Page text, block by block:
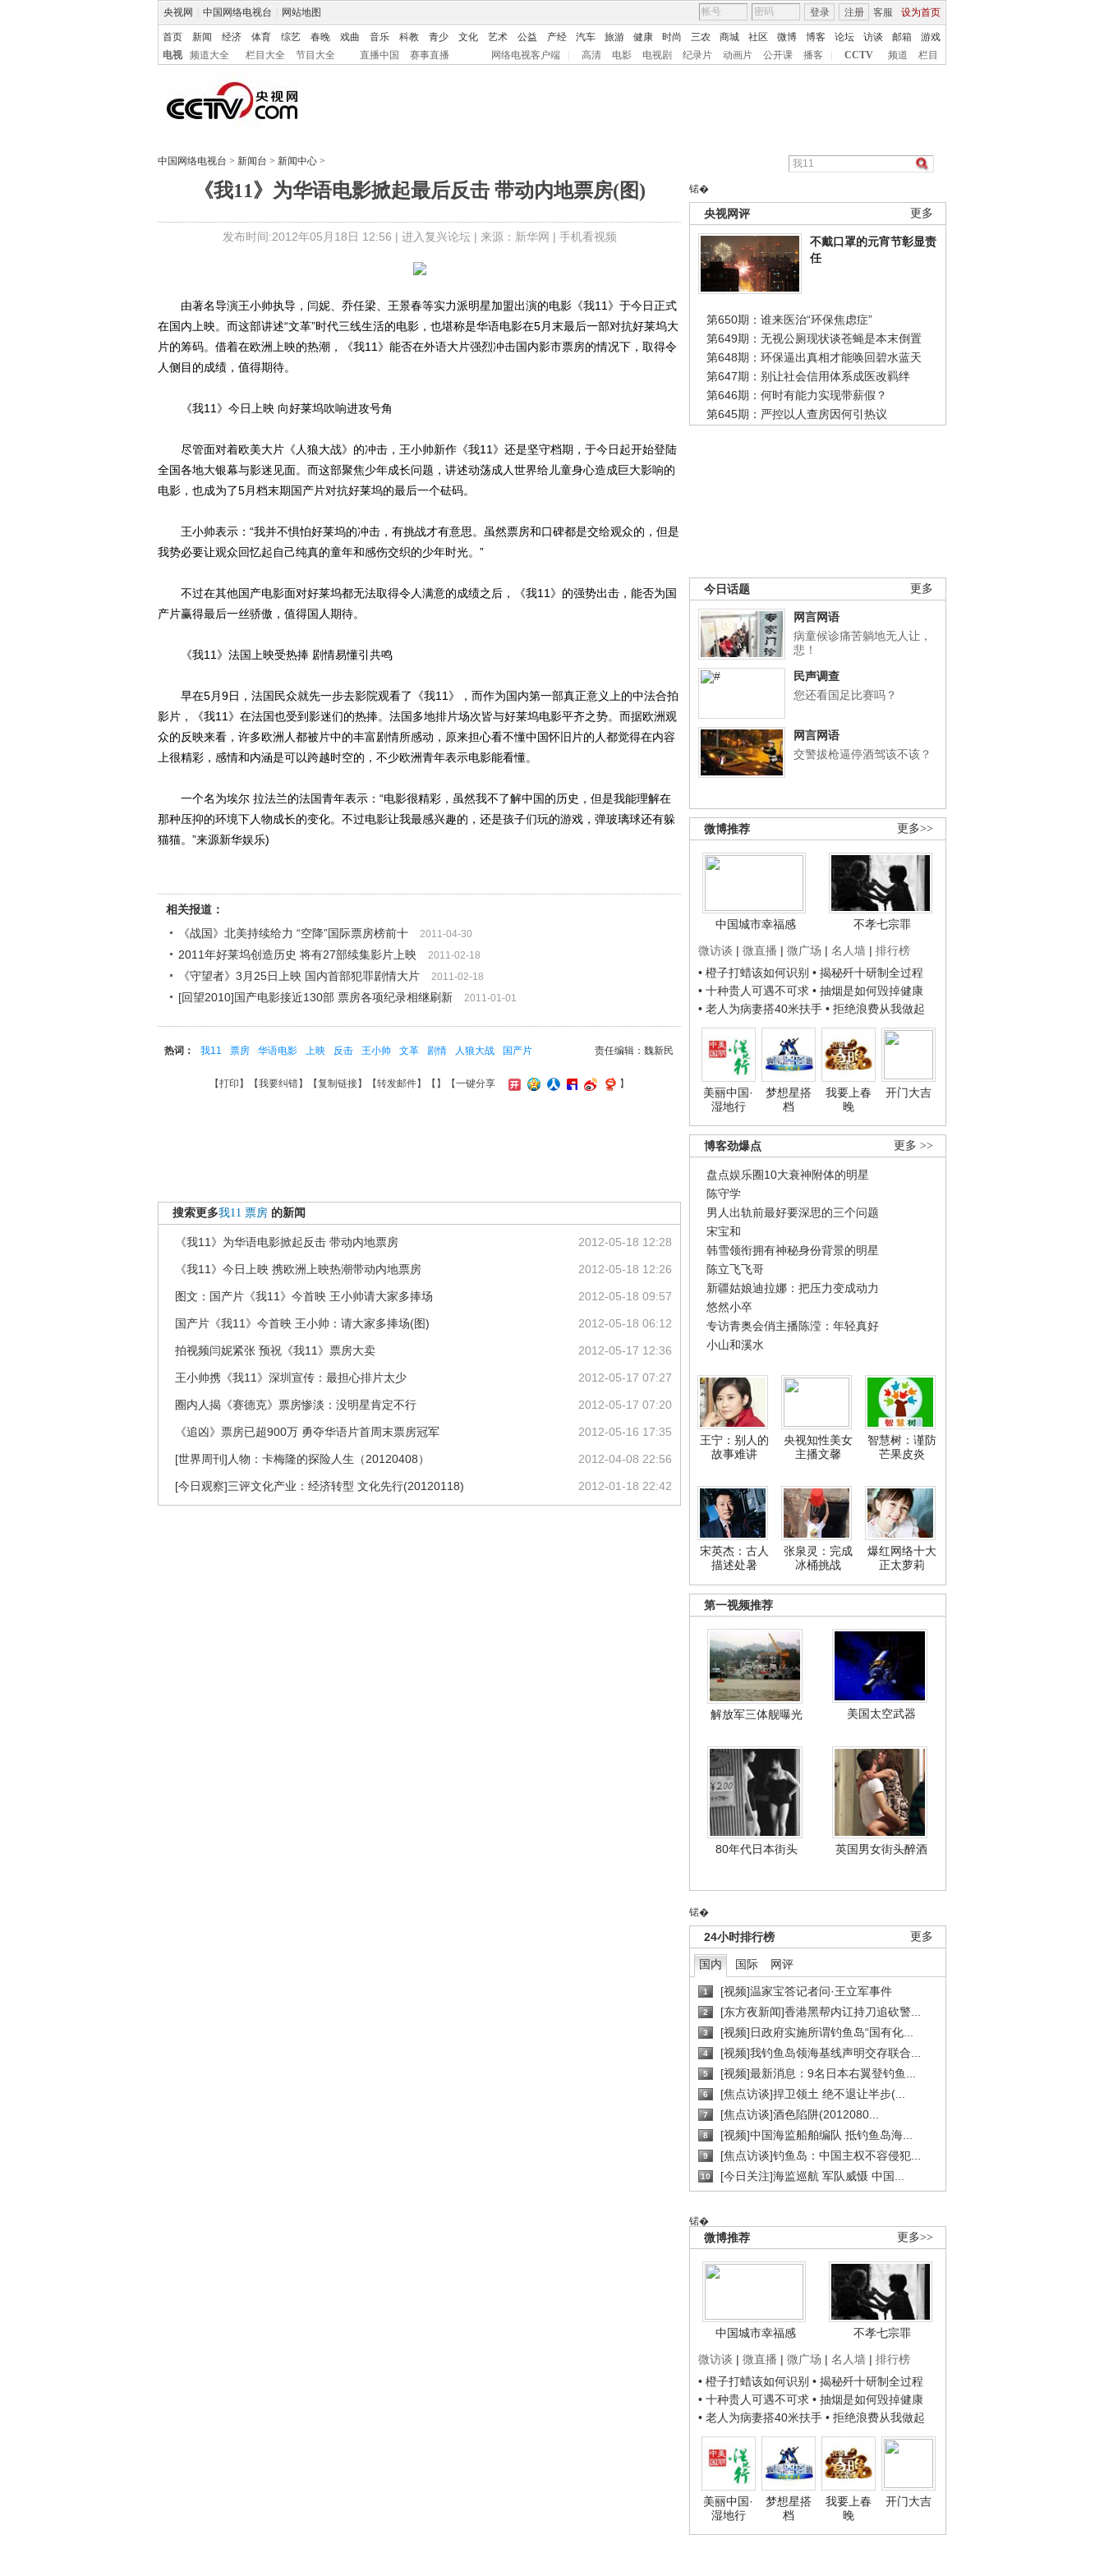
央视网 中国网络电视台 网站地图 客服 设为首页
登录 注册
首页 新闻 经济 体育 综艺 春晚 戏曲 音乐 科教 青少 文化 艺术 公益 产经 汽车 旅游 健康 时尚 三农 商城 社区 微博 博客 论坛 访谈 邮箱
游戏
电视
频道大全 栏目大全 节目大全 直播中国 赛事直播 网络电视客户端 高清 电影 电视剧 纪录片 动画片 公开课 播客 CCTV 频道 栏目
中国网络电视台 > 新闻台 > 新闻中心 >
《我11》为华语电影掀起最后反击 带动内地票房(图)
发布时间:2012年05月18日 12:56 | 进入复兴论坛| 来源：新华网 | 手机看视频
锘�
更多
央视网评
不戴口罩的元宵节彰显责
任
第650期：谁来医治“环保焦虑症”
第649期：无视公厕现状谈苍蝇是本末倒置
第648期：环保逼出真相才能唤回碧水蓝天
第647期：别让社会信用体系成医改羁绊
第646期：何时有能力实现带薪假？
第645期：严控以人查房因何引热议
更多
今日话题
网言网语
病童候诊痛苦躺地无人让，
悲！
民声调查
您还看国足比赛吗？
网言网语
交警拔枪逼停酒驾该不该？
更多>>
微博推荐
中国城市幸福感
不孝七宗罪
微访谈 | 微直播 | 微广场 | 名人墙 | 排行榜
• 橙子打蜡该如何识别 • 揭秘歼十研制全过程
• 十种贵人可遇不可求 • 抽烟是如何毁掉健康
• 老人为病妻搭40米扶手 • 拒绝浪费从我做起
美丽中国·
湿地行
梦想星搭
档
我要上春
晚
开门大吉
更多 >>
博客劲爆点
盘点娱乐圈10大衰神附体的明星
陈守学
男人出轨前最好要深思的三个问题
宋宝和
韩雪领衔拥有神秘身份背景的明星
陈立飞飞哥
新疆姑娘迪拉娜：把压力变成动力
悠然小卒
专访青奥会俏主播陈滢：年轻真好
小山和溪水
王宁：别人的
故事难讲
央视知性美女
主播文馨
智慧树：谨防
芒果皮炎
宋英杰：古人
描述处暑
张泉灵：完成
冰桶挑战
爆红网络十大
正太萝莉
第一视频推荐
解放军三体舰曝光 美国太空武器
80年代日本街头 英国男女街头醉酒
锘�
更多
24小时排行榜
国内 国际 网评
1 [视频]温家宝答记者问·王立军事件
2 [东方夜新闻]香港黑帮内讧持刀追砍警...
3 [视频]日政府实施所谓钓鱼岛“国有化...
4 [视频]我钓鱼岛领海基线声明交存联合...
5 [视频]最新消息：9名日本右翼登钓鱼...
6 [焦点访谈]捍卫领土 绝不退让半步(...
7 [焦点访谈]酒色陷阱(2012080...
8 [视频]中国海监船舶编队 抵钓鱼岛海...
9 [焦点访谈]钓鱼岛：中国主权不容侵犯...
10 [今日关注]海监巡航 军队威慑 中国...
锘�
更多>>
微博推荐
中国城市幸福感
不孝七宗罪
微访谈 | 微直播 | 微广场 | 名人墙 | 排行榜
• 橙子打蜡该如何识别 • 揭秘歼十研制全过程
• 十种贵人可遇不可求 • 抽烟是如何毁掉健康
• 老人为病妻搭40米扶手 • 拒绝浪费从我做起
美丽中国·
湿地行
梦想星搭
档
我要上春
晚
开门大吉
由著名导演王小帅执导，闫妮、乔任梁、王景春等实力派明星加盟出演的电影《我11》于今日正式
在国内上映。而这部讲述“文革”时代三线生活的电影，也堪称是华语电影在5月末最后一部对抗好莱坞大
片的筹码。借着在欧洲上映的热潮，《我11》能否在外语大片强烈冲击国内影市票房的情况下，取得令
人侧目的成绩，值得期待。
《我11》今日上映 向好莱坞吹响进攻号角
尽管面对着欧美大片《人狼大战》的冲击，王小帅新作《我11》还是坚守档期，于今日起开始登陆
全国各地大银幕与影迷见面。而这部聚焦少年成长问题，讲述动荡成人世界给儿童身心造成巨大影响的
电影，也成为了5月档末期国产片对抗好莱坞的最后一个砝码。
王小帅表示：“我并不惧怕好莱坞的冲击，有挑战才有意思。虽然票房和口碑都是交给观众的，但是
我势必要让观众回忆起自己纯真的童年和感伤交织的少年时光。”
不过在其他国产电影面对好莱坞都无法取得令人满意的成绩之后，《我11》的强势出击，能否为国
产片赢得最后一丝骄傲，值得国人期待。
《我11》法国上映受热捧 剧情易懂引共鸣
早在5月9日，法国民众就先一步去影院观看了《我11》，而作为国内第一部真正意义上的中法合拍
影片，《我11》在法国也受到影迷们的热捧。法国多地排片场次皆与好莱坞电影平齐之势。而据欧洲观
众的反映来看，许多欧洲人都被片中的丰富剧情所感动，原来担心看不懂中国怀旧片的人都觉得在内容
上很精彩，感情和内涵是可以跨越时空的，不少欧洲青年表示电影能看懂。
一个名为埃尔 拉法兰的法国青年表示：“电影很精彩，虽然我不了解中国的历史，但是我能理解在
那种压抑的环境下人物成长的变化。不过电影让我最感兴趣的，还是孩子们玩的游戏，弹玻璃球还有躲
猫猫。”来源新华娱乐)
相关报道：
《战国》北美持续给力 “空降”国际票房榜前十
2011-04-30
2011年好莱坞创造历史 将有27部续集影片上映 2011-02-18
《守望者》3月25日上映 国内首部犯罪剧情大片 2011-02-18
[回望2010]国产电影接近130部 票房各项纪录相继刷新 2011-01-01
责任编辑：魏新民
热词： 我11 票房 华语电影 上映 反击 王小帅 文革 剧情 人狼大战 国产片
【打印 】【我要纠错】【复制链接】【转发邮件】【 】 【一键分享 】
搜索更多我11 票房 的新闻
2012-05-18 12:28
《我11》为华语电影掀起反击 带动内地票房
2012-05-18 12:26
《我11》今日上映 携欧洲上映热潮带动内地票房
2012-05-18 09:57
图文：国产片《我11》今首映 王小帅请大家多捧场
2012-05-18 06:12
国产片《我11》今首映 王小帅：请大家多捧场(图)
2012-05-17 12:36
拍视频闫妮紧张 预祝《我11》票房大卖
2012-05-17 07:27
王小帅携《我11》深圳宣传：最担心排片太少
2012-05-17 07:20
圈内人揭《赛德克》票房惨淡：没明星肯定不行
2012-05-16 17:35
《追凶》票房已超900万 勇夺华语片首周末票房冠军
2012-04-08 22:56
[世界周刊]人物：卡梅隆的探险人生（20120408）
2012-01-18 22:42
[今日观察]三评文化产业：经济转型 文化先行(20120118)